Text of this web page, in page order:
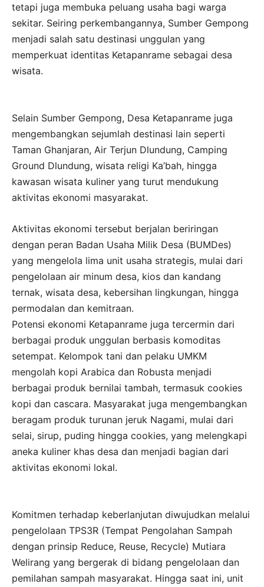
tetapi juga membuka peluang usaha bagi warga
sekitar. Seiring perkembangannya, Sumber Gempong
menjadi salah satu destinasi unggulan yang
memperkuat identitas Ketapanrame sebagai desa
wisata.
Selain Sumber Gempong, Desa Ketapanrame juga
mengembangkan sejumlah destinasi lain seperti
Taman Ghanjaran, Air Terjun Dlundung, Camping
Ground Dlundung, wisata religi Ka’bah, hingga
kawasan wisata kuliner yang turut mendukung
aktivitas ekonomi masyarakat.
Aktivitas ekonomi tersebut berjalan beriringan
dengan peran Badan Usaha Milik Desa (BUMDes)
yang mengelola lima unit usaha strategis, mulai dari
pengelolaan air minum desa, kios dan kandang
ternak, wisata desa, kebersihan lingkungan, hingga
permodalan dan kemitraan.
Potensi ekonomi Ketapanrame juga tercermin dari
berbagai produk unggulan berbasis komoditas
setempat. Kelompok tani dan pelaku UMKM
mengolah kopi Arabica dan Robusta menjadi
berbagai produk bernilai tambah, termasuk cookies
kopi dan cascara. Masyarakat juga mengembangkan
beragam produk turunan jeruk Nagami, mulai dari
selai, sirup, puding hingga cookies, yang melengkapi
aneka kuliner khas desa dan menjadi bagian dari
aktivitas ekonomi lokal.
Komitmen terhadap keberlanjutan diwujudkan melalui
pengelolaan TPS3R (Tempat Pengolahan Sampah
dengan prinsip Reduce, Reuse, Recycle) Mutiara
Welirang yang bergerak di bidang pengelolaan dan
pemilahan sampah masyarakat. Hingga saat ini, unit